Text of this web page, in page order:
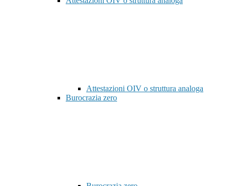
Attestazioni OIV o struttura analoga
Burocrazia zero